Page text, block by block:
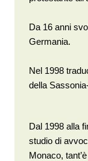
Da 16 anni
Germania.
Nel 1998
della
Dal 1998 alla
studio di
Monaco,